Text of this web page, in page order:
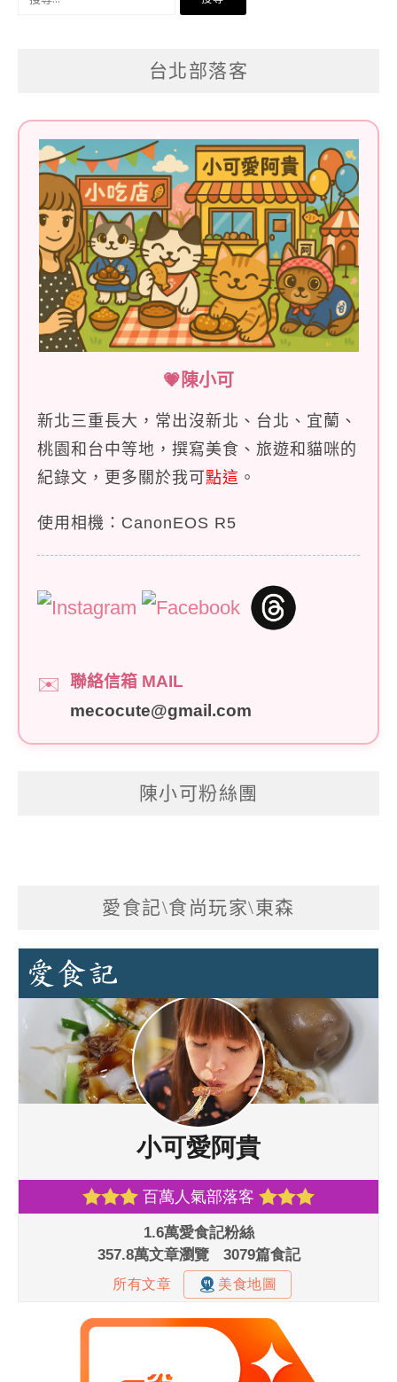
台北部落客
💗陳小可
新北三重長大，常出沒新北、台北、宜蘭、
桃園和台中等地，撰寫美食、旅遊和貓咪的
紀錄文，更多關於我可點這 。
使用相機：CanonEOS R5
✉️
聯絡信箱 MAIL
mecocute@gmail.com
陳小可粉絲團
愛食記\食尚玩家\東森